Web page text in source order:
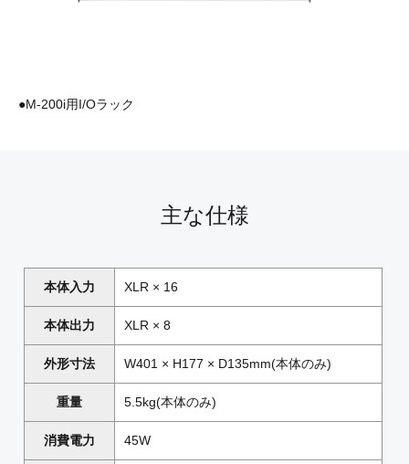
●M-200i用I/Oラック
主な仕様
本体入力 XLR × 16
本体出力 XLR × 8
外形寸法 W401 × H177 × D135mm(本体のみ)
重量 5.5kg(本体のみ)
消費電力 45W